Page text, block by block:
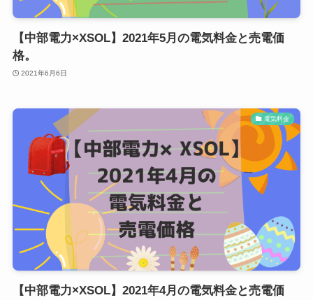
【中部電力×XSOL】2021年5月の電気料金と売電価
格。
2021年6月6日
電気料金
【中部電力×XSOL】2021年4月の電気料金と売電価